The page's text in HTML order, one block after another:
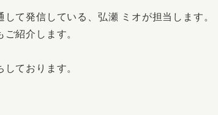
て発信している、弘瀬 ミオが担当します。
紹介します。
ております。